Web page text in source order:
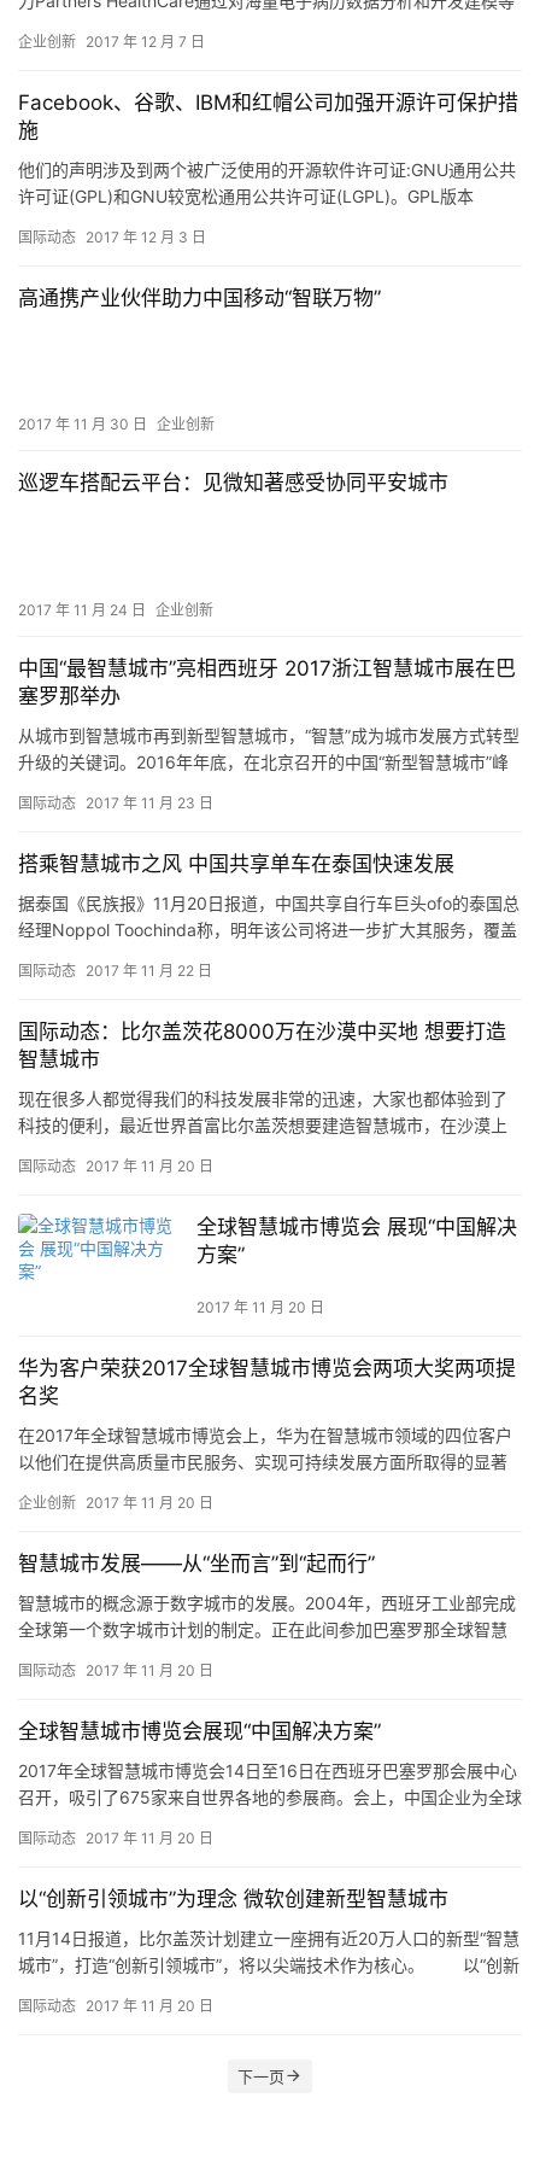
企业创新 2017 年 12 月 7 日
Facebook、谷歌、IBM和红帽公司加强开源许可保护措
施
他们的声明涉及到两个被广泛使用的开源软件许可证:GNU通用公共
许可证(GPL)和GNU较宽松通用公共许可证(LGPL)。GPL版本
国际动态 2017 年 12 月 3 日
高通携产业伙伴助力中国移动“智联万物”
2017 年 11 月 30 日 企业创新
巡逻车搭配云平台：见微知著感受协同平安城市
2017 年 11 月 24 日 企业创新
中国“最智慧城市”亮相西班牙 2017浙江智慧城市展在巴
塞罗那举办
从城市到智慧城市再到新型智慧城市，“智慧”成为城市发展方式转型
升级的关键词。2016年年底，在北京召开的中国“新型智慧城市”峰
国际动态 2017 年 11 月 23 日
搭乘智慧城市之风 中国共享单车在泰国快速发展
据泰国《民族报》11月20日报道，中国共享自行车巨头ofo的泰国总
经理Noppol Toochinda称，明年该公司将进一步扩大其服务，覆盖
国际动态 2017 年 11 月 22 日
国际动态：比尔盖茨花8000万在沙漠中买地 想要打造
智慧城市
现在很多人都觉得我们的科技发展非常的迅速，大家也都体验到了
科技的便利，最近世界首富比尔盖茨想要建造智慧城市，在沙漠上
下未…
国际动态 2017 年 11 月 20 日
全球智慧城市博览会 展现“中国解决
方案”
2017 年 11 月 20 日
华为客户荣获2017全球智慧城市博览会两项大奖两项提
名奖
在2017年全球智慧城市博览会上，华为在智慧城市领域的四位客户
以他们在提供高质量市民服务、实现可持续发展方面所取得的显著
项…
企业创新 2017 年 11 月 20 日
智慧城市发展——从“坐而言”到“起而行”
智慧城市的概念源于数字城市的发展。2004年，西班牙工业部完成
全球第一个数字城市计划的制定。正在此间参加巴塞罗那全球智慧
“坐…
国际动态 2017 年 11 月 20 日
全球智慧城市博览会展现“中国解决方案”
2017年全球智慧城市博览会14日至16日在西班牙巴塞罗那会展中心
召开，吸引了675家来自世界各地的参展商。会上，中国企业为全球
国际动态 2017 年 11 月 20 日
以“创新引领城市”为理念 微软创建新型智慧城市
11月14日报道，比尔盖茨计划建立一座拥有近20万人口的新型“智慧
城市”，打造“创新引领城市”，将以尖端技术作为核心。 以“创新
国际动态 2017 年 11 月 20 日
下一页